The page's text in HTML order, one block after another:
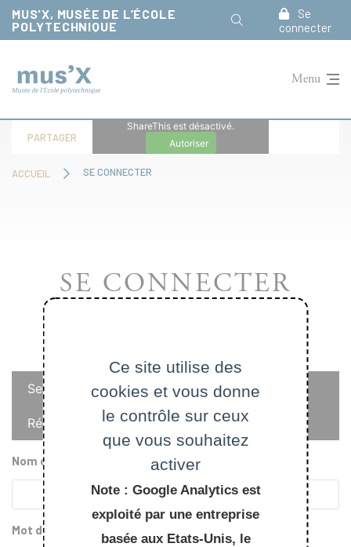
MUS'X, MUSÉE DE L’ÉCOLE
POLYTECHNIQUE
Se
connecter
Menu
ACCUEIL SE CONNECTER
PARTAGER
ShareThis est désactivé.
Autoriser
SE CONNECTER
Onglets
principaux
Se connecter
Réinitialiser votre mot de passe
Nom d'utilisateur
Mot de passe
Panneau de gestion des cookies
Ce site utilise des
cookies et vous donne
le contrôle sur ceux
que vous souhaitez
activer
Note : Google Analytics est
exploité par une entreprise
basée aux Etats-Unis, le